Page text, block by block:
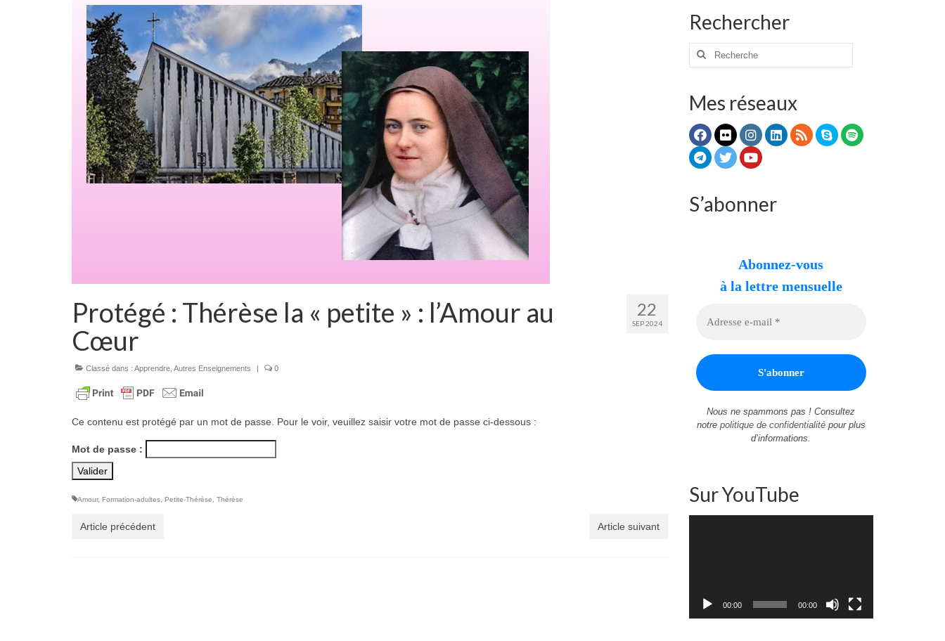
22
SEP 2024
Protégé : Thérèse la « petite » : l’Amour au
Cœur
Classé dans : Apprendre Autres Enseignements | 0
Ce contenu est protégé par un mot de passe. Pour le voir, veuillez saisir votre mot de passe ci-dessous :
Mot de passe :
Amour, Formation-adultes Petite-Thérèse Thérèse
Article précédent Article suivant
Rechercher
Rechercher
Mes réseaux
S’abonner
Abonnez-vous
à la lettre mensuelle
Nous ne spammons pas ! Consultez
notre politique de confidentialitépour plus
d’informations.
Sur YouTube
00:00 00:00